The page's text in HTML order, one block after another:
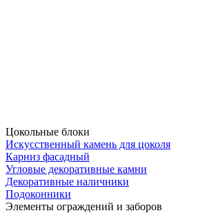
Цокольные блоки
Искусственный камень для цоколя
Карниз фасадный
Угловые декоративные камни
Декоративные наличники
Подоконники
Элементы ограждений и заборов